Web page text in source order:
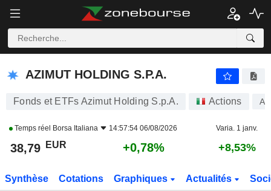
AZIMUT HOLDING S.P.A.
AZIMUT HOLDING S.P.A.
Fonds et ETFs Azimut Holding S.p.A. Actions
Temps réel Borsa Italiana 14:57:54 06/08/2026 Varia. 1 janv.
38,79 EUR +0,78% +8,53%
Synthèse Cotations Graphiques Actualités